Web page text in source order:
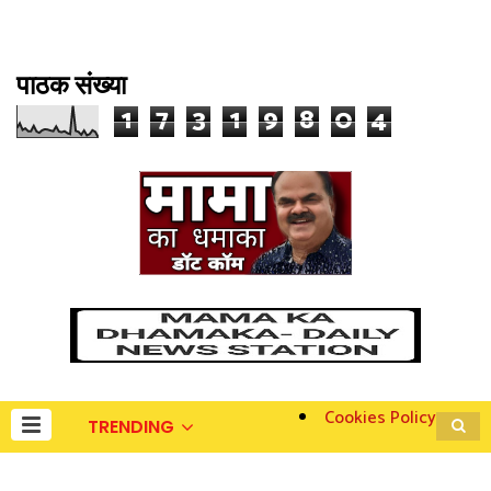
पाठक संख्या
1 7 3 1 9 8 0 4
TRENDING Cookies Policy